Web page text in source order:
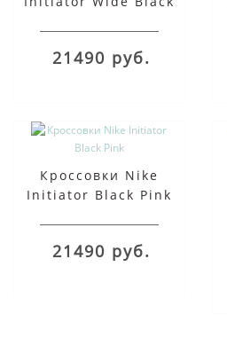
21490 руб.
Кроссовки Nike
Initiator Black Pink
21490 руб.